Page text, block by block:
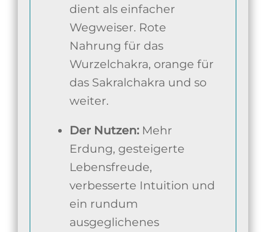
dient als einfacher
Wegweiser. Rote
Nahrung für das
Wurzelchakra, orange für
das Sakralchakra und so
weiter.
Der Nutzen:Mehr
Erdung, gesteigerte
Lebensfreude,
verbesserte Intuition und
ein rundum
ausgeglichenes